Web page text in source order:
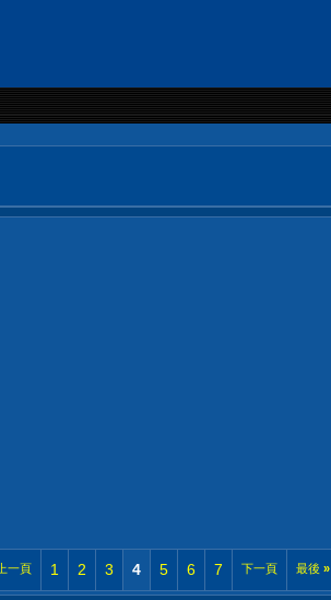
上一頁 1 2 3 4 5 6 7 下一頁 最後 »